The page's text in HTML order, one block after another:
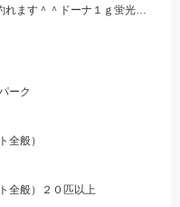
爆釣予報5/30（月）。大会の次の日はよく釣れます＾＾ドーナ１ｇ蛍光ザキヤマメやミノーなどがオススメ。
ーク
全般）
全般）２０匹以上